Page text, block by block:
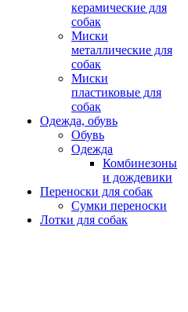
керамические для
собак
Миски
металлические для
собак
Миски
пластиковые для
собак
Одежда, обувь
Обувь
Одежда
Комбинезоны
и дождевики
Переноски для собак
Сумки переноски
Лотки для собак